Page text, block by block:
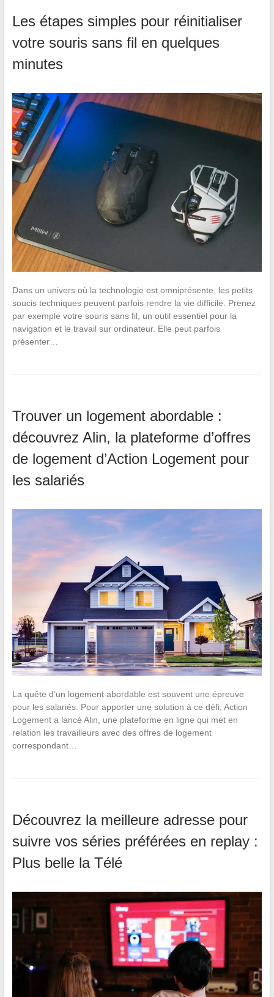
Les étapes simples pour réinitialiser
votre souris sans fil en quelques
minutes
Dans un univers où la technologie est omniprésente, les petits
soucis techniques peuvent parfois rendre la vie difficile. Prenez
par exemple votre souris sans fil, un outil essentiel pour la
navigation et le travail sur ordinateur. Elle peut parfois
présenter…
Trouver un logement abordable :
découvrez Alin, la plateforme d’offres
de logement d’Action Logement pour
les salariés
La quête d’un logement abordable est souvent une épreuve
pour les salariés. Pour apporter une solution à ce défi, Action
Logement a lancé Alin, une plateforme en ligne qui met en
relation les travailleurs avec des offres de logement
correspondant…
Découvrez la meilleure adresse pour
suivre vos séries préférées en replay :
Plus belle la Télé